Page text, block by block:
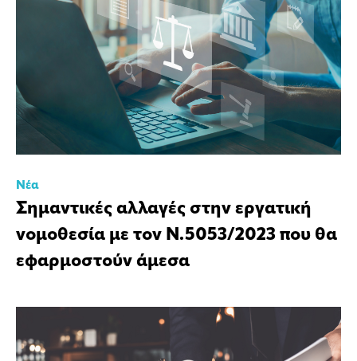
Νέα
Σημαντικές αλλαγές στην εργατική
νομοθεσία με τον Ν.5053/2023 που θα
εφαρμοστούν άμεσα